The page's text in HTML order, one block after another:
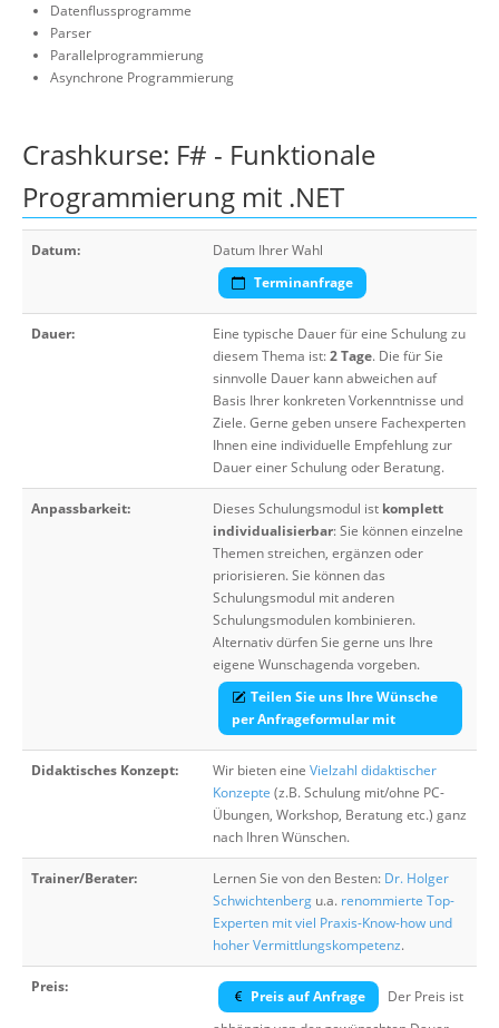
Datenflussprogramme
Parser
Parallelprogrammierung
Asynchrone Programmierung
Crashkurse: F# - Funktionale
Programmierung mit .NET
Datum:
Datum Ihrer Wahl
Terminanfrage
Dauer:
Eine typische Dauer für eine Schulung zu
diesem Thema ist:2 Tage. Die für Sie
sinnvolle Dauer kann abweichen auf
Basis Ihrer konkreten Vorkenntnisse und
Ziele. Gerne geben unsere Fachexperten
Ihnen eine individuelle Empfehlung zur
Dauer einer Schulung oder Beratung.
Anpassbarkeit: Dieses Schulungsmodul ist komplett
individualisierbar: Sie können einzelne
Themen streichen, ergänzen oder
priorisieren. Sie können das
Schulungsmodul mit anderen
Schulungsmodulen kombinieren.
Alternativ dürfen Sie gerne uns Ihre
eigene Wunschagenda vorgeben.
Teilen Sie uns Ihre Wünsche
per Anfrageformular mit
Didaktisches Konzept: Wir bieten eine Vielzahl didaktischer
Konzepte (z.B. Schulung mit/ohne PC-
Übungen, Workshop, Beratung etc.) ganz
nach Ihren Wünschen.
Trainer/Berater: Lernen Sie von den Besten: Dr. Holger
Schwichtenberg u.a. renommierte Top-
Experten mit viel Praxis-Know-how und
hoher Vermittlungskompetenz.
Preis:
Preis auf Anfrage
Der Preis ist